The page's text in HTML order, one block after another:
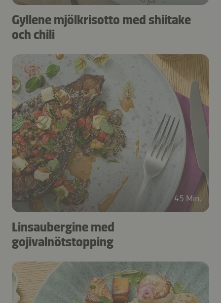
Gyllene mjölkrisotto med shiitake
och chili
45 Min.
Linsaubergine med
gojivalnötstopping